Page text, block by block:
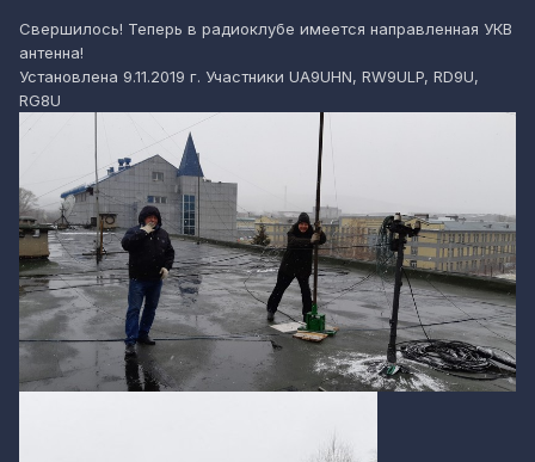
Свершилось! Теперь в радиоклубе имеется направленная УКВ
антенна!
Установлена 9.11.2019 г. Участники UA9UHN, RW9ULP, RD9U,
RG8U